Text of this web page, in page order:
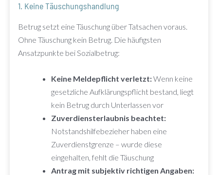
1. Keine Täuschungshandlung
Betrug setzt eine Täuschung über Tatsachen voraus.
Ohne Täuschung kein Betrug. Die häufigsten
Ansatzpunkte bei Sozialbetrug:
Keine Meldepflicht verletzt:Wenn keine
gesetzliche Aufklärungspflicht bestand, liegt
kein Betrug durch Unterlassen vor
Zuverdiensterlaubnis beachtet:
Notstandshilfebezieher haben eine
Zuverdienstgrenze – wurde diese
eingehalten, fehlt die Täuschung
Antrag mit subjektiv richtigen Angaben: